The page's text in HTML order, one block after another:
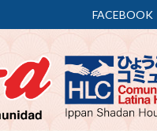
FACEBOOK